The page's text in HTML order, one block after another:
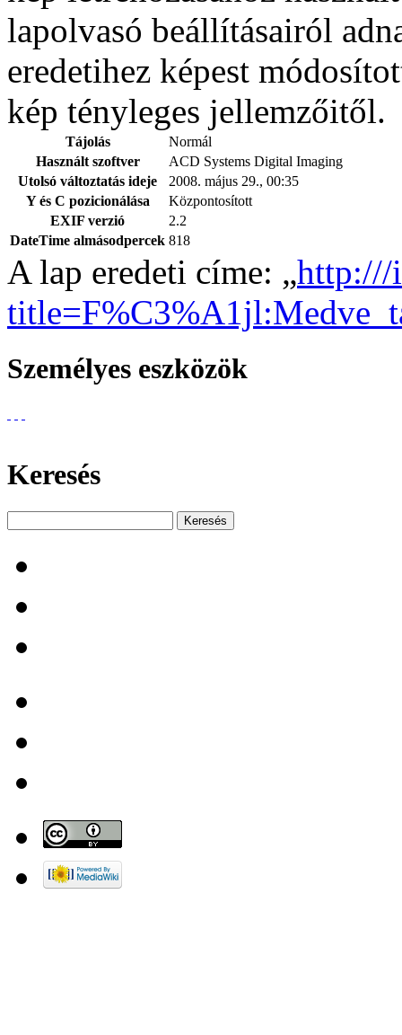
lapolvasó beállításairól
eredetihez képest
kép tényleges jellemzőitől.
Tájolás
Normál
Használt szoftver
ACD Systems Digital Imaging
Utolsó változtatás ideje
2008. május 29., 00:35
Y és C pozicionálása
Központosított
EXIF verzió
2.2
DateTime almásodpercek 818
A lap eredeti címe: „http:///
Személyes eszközök
Keresés